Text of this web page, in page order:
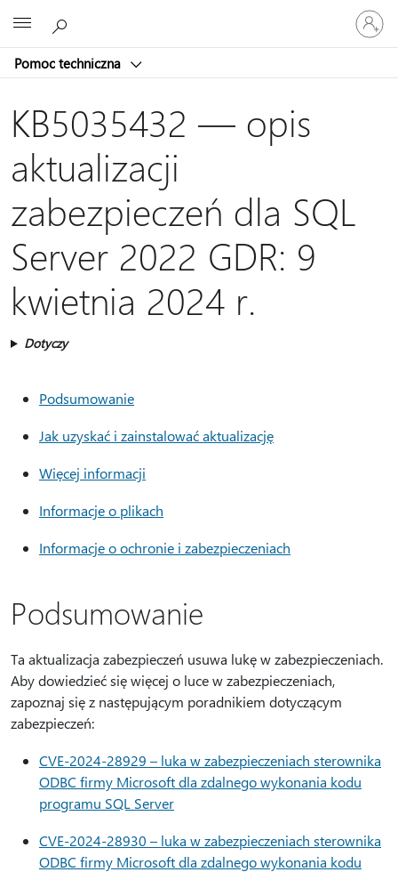
Pomoc techniczna
Zaloguj
się
do
konta
KB5035432 — opis
aktualizacji
zabezpieczeń dla SQL
Server 2022 GDR: 9
kwietnia 2024 r.
Dotyczy
Podsumowanie
Jak uzyskać i zainstalować aktualizację
Więcej informacji
Informacje o plikach
Informacje o ochronie i zabezpieczeniach
Podsumowanie
Ta aktualizacja zabezpieczeń usuwa lukę w zabezpieczeniach.
Aby dowiedzieć się więcej o luce w zabezpieczeniach,
zapoznaj się z następującym poradnikiem dotyczącym
zabezpieczeń:
CVE-2024-28929 – luka w zabezpieczeniach sterownika
ODBC firmy Microsoft dla zdalnego wykonania kodu
programu SQL Server
CVE-2024-28930 – luka w zabezpieczeniach sterownika
ODBC firmy Microsoft dla zdalnego wykonania kodu